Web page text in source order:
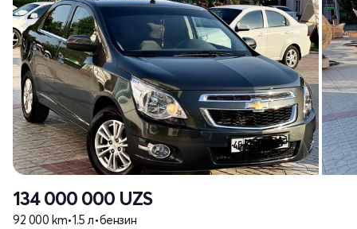
134 000 000 UZS
92 000 km•1.5 л•бензин